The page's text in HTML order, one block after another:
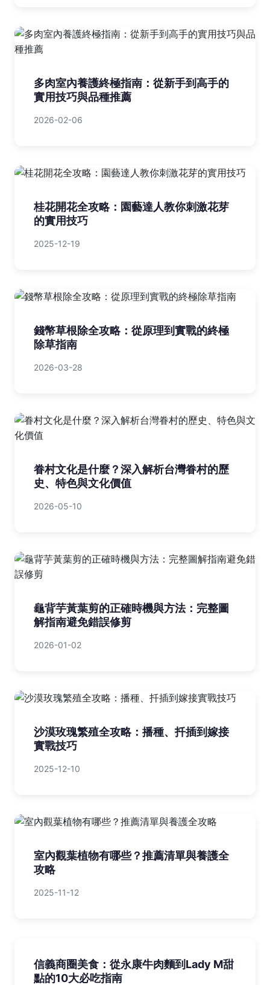
多肉室內養護終極指南：從新手到高手的
實用技巧與品種推薦
2026-02-06
桂花開花全攻略：園藝達人教你刺激花芽
的實用技巧
2025-12-19
錢幣草根除全攻略：從原理到實戰的終極
除草指南
2026-03-28
眷村文化是什麼？深入解析台灣眷村的歷
史、特色與文化價值
2026-05-10
龜背芋黃葉剪的正確時機與方法：完整圖
解指南避免錯誤修剪
2026-01-02
沙漠玫瑰繁殖全攻略：播種、扦插到嫁接
實戰技巧
2025-12-10
室內觀葉植物有哪些？推薦清單與養護全
攻略
2025-11-12
信義商圈美食：從永康牛肉麵到Lady M甜
點的10大必吃指南‌